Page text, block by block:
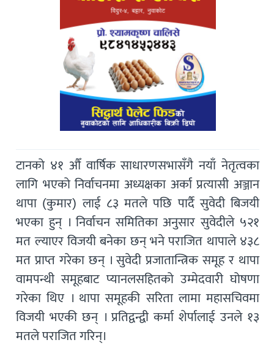
टानको ४१ औँ वार्षिक साधारणसभासँगै नयाँ नेतृत्वका
लागि भएको निर्वाचनमा अध्यक्षका अर्का प्रत्यासी अञ्जान
थापा (कुमार) लाई ८३ मतले पछि पार्दै सुवेदी बिजयी
भएका हुन् । निर्वाचन समितिका अनुसार सुवेदीले ५२१
मत ल्याएर विजयी बनेका छन् भने पराजित थापाले ४३८
मत प्राप्त गरेका छन् । सुवेदी प्रजातान्त्रिक समूह र थापा
वामपन्थी समूहबाट प्यानलसहितको उम्मेदवारी घोषणा
गरेका थिए । थापा समूहकी सरिता लामा महासचिवमा
विजयी भएकी छन् । प्रतिद्वन्द्वी कर्मा शेर्पालाई उनले १३
मतले पराजित गरिन्।